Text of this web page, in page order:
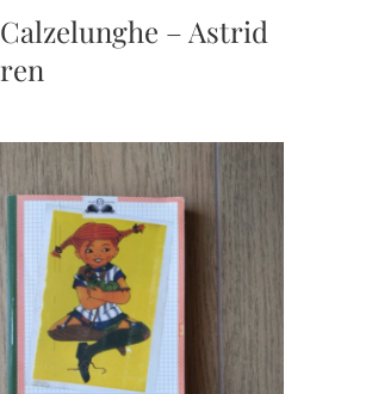
– Astrid